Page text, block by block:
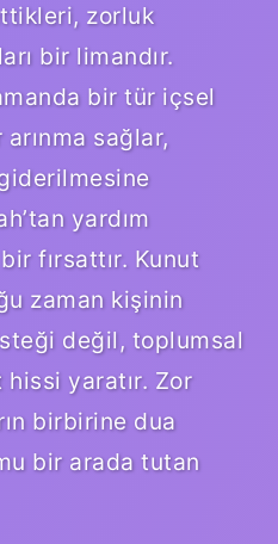
zorluk
bir limandır.
bir tür içsel
sağlar,
giderilmesine
yardım
fırsattır. Kunut
zaman kişinin
değil, toplumsal
yaratır. Zor
birbirine dua
bir arada tutan